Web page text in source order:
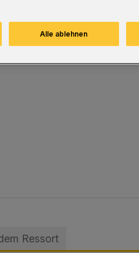
Ressort
Alle ablehnen